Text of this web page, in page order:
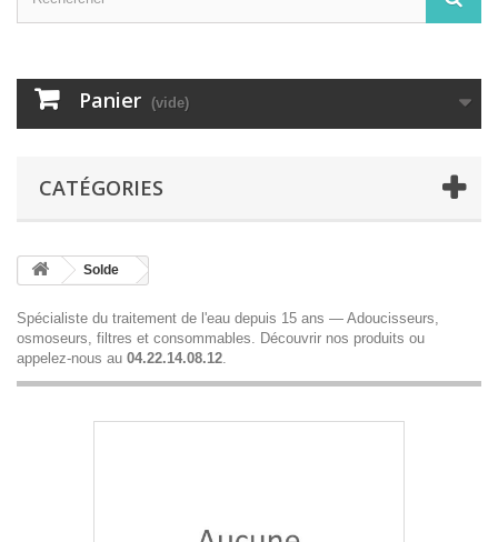
Panier (vide)
CATÉGORIES
Solde
Spécialiste du traitement de l'eau depuis 15 ans — Adoucisseurs,
osmoseurs, filtres et consommables. Découvrir nos produits ou
appelez-nous au 04.22.14.08.12.